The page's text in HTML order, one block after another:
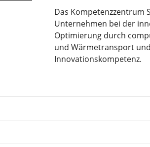
Das
Unternehmen bei der
Optimierung durch
und Wärmetransport
Innovationskompetenz.